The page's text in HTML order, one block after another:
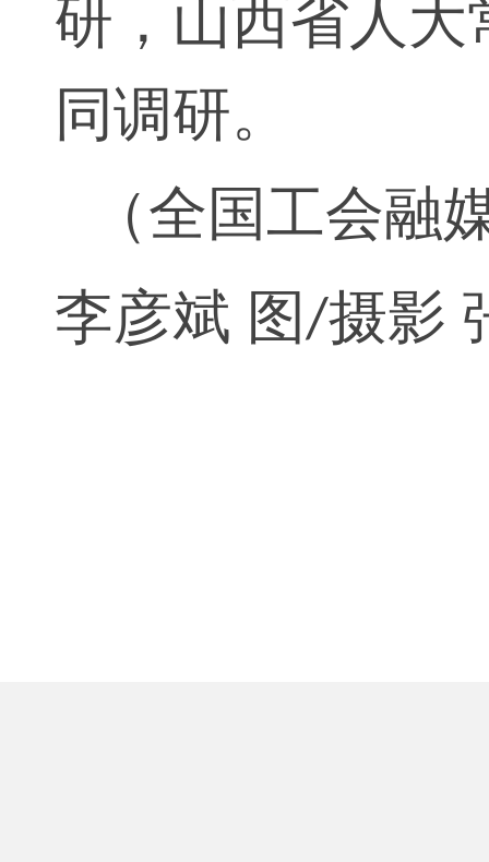
研，山西省人
同调研。
（全国工会融
李彦斌 图/摄影